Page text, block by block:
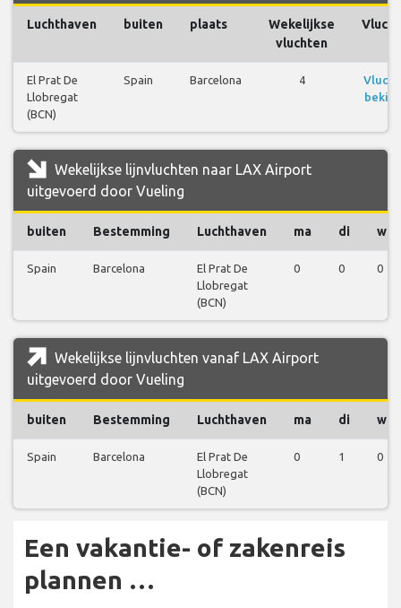
Luchthaven buiten plaats
Wekelijkse
vluchten
El Prat De
Llobregat
(BCN)
Spain Barcelona 4
Wekelijkse lijnvluchten naar LAX Airport
uitgevoerd door Vueling
buiten Bestemming Luchthaven ma di wo
Spain Barcelona
El Prat De
Llobregat
(BCN)
0 0 0
Wekelijkse lijnvluchten vanaf LAX Airport
uitgevoerd door Vueling
buiten Bestemming Luchthaven ma di wo
Spain Barcelona
El Prat De
Llobregat
(BCN)
0 1 0
Een vakantie- of zakenreis
plannen …